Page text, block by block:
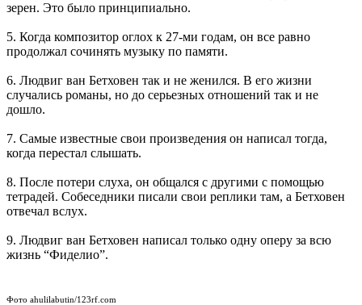
зерен. Это было принципиально.
5. Когда композитор оглох к 27-ми годам, он все равно
продолжал сочинять музыку по памяти.
6. Людвиг ван Бетховен так и не женился. В его жизни
случались романы, но до серьезных отношений так и не
дошло.
7. Самые известные свои произведения он написал тогда,
когда перестал слышать.
8. После потери слуха, он общался с другими с помощью
тетрадей. Собеседники писали свои реплики там, а Бетховен
отвечал вслух.
9. Людвиг ван Бетховен написал только одну оперу за всю
жизнь “Фиделио”.
Фото ahulilabutin/123rf.com